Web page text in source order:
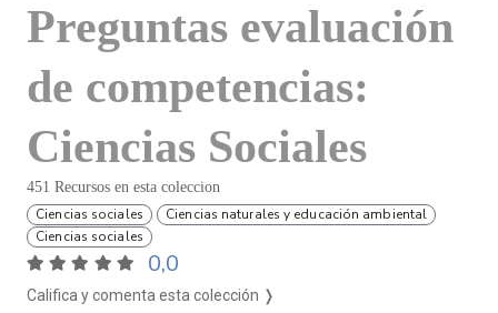
Preguntas evaluación
de competencias:
Ciencias Sociales
451 Recursos en esta coleccion
Ciencias sociales
Ciencias naturales y educación ambiental
Ciencias sociales
0,0
Califica y comenta esta colección ❭